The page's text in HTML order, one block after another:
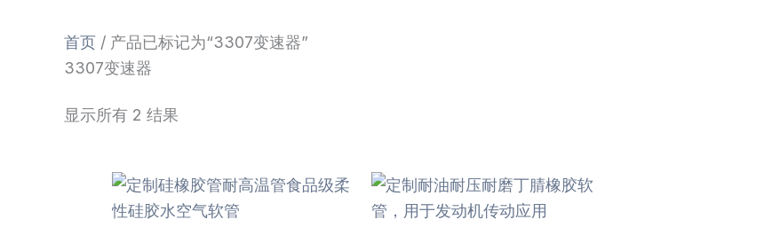
首页 / 产品已标记为“3307变速器”
3307变速器
显示所有 2 结果